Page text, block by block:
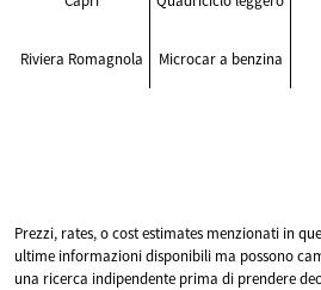
Riviera Romagnola Microcar a benzina
Prezzi, rates, o cost estimates menzionati in
ultime informazioni disponibili ma possono
una ricerca indipendente prima di prendere